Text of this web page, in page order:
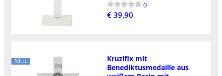
0
€ 39,90
NEU
Kruzifix mit
Benediktusmedaille aus